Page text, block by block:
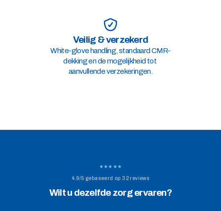
Veilig & verzekerd
White-glove handling, standaard CMR-
dekking en de mogelijkheid tot
aanvullende verzekeringen.
★★★★★
4.9/5 gebaseerd op 32 reviews
Wilt u dezelfde zorg ervaren?